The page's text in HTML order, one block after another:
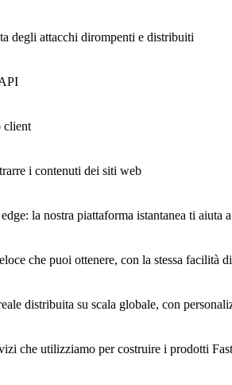
degli attacchi dirompenti e distribuiti
client
i contenuti dei siti web
la nostra piattaforma istantanea ti aiuta
che puoi ottenere, con la stessa facilità
distribuita su scala globale, con
che utilizziamo per costruire i prodotti